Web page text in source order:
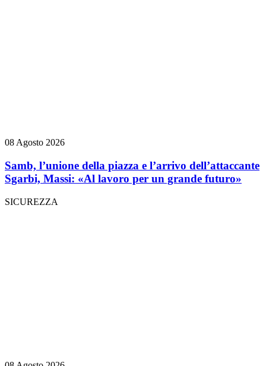
08 Agosto 2026
Samb, l’unione della piazza e l’arrivo dell’attaccante
Sgarbi, Massi: «Al lavoro per un grande futuro»
SICUREZZA